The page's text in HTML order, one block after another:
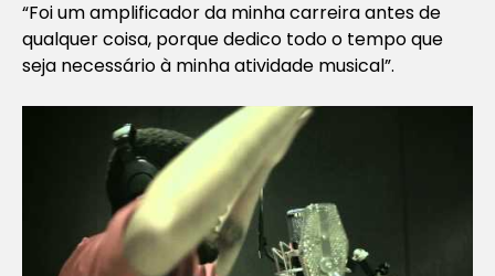
“Foi um amplificador da minha carreira antes de
qualquer coisa, porque dedico todo o tempo que
seja necessário à minha atividade musical”.